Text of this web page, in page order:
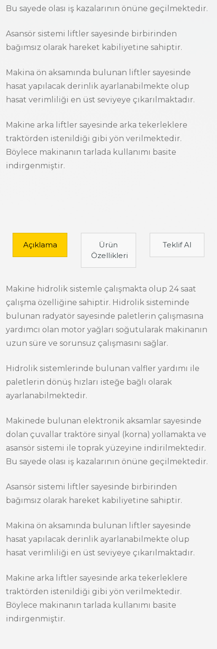
Copyright © 2026 Yiğitsan Tarım Makinaları
Bu sayede olası iş kazalarının önüne geçilmektedir.
Asansör sistemi liftler sayesinde birbirinden
bağımsız olarak hareket kabiliyetine sahiptir.
Makina ön aksamında bulunan liftler sayesinde
hasat yapılacak derinlik ayarlanabilmekte olup
hasat verimliliği en üst seviyeye çıkarılmaktadır.
Makine arka liftler sayesinde arka tekerleklere
traktörden istenildiği gibi yön verilmektedir.
Böylece makinanın tarlada kullanımı basite
indirgenmiştir.
Açıklama
Ürün
Özellikleri
Teklif Al
Makine hidrolik sistemle çalışmakta olup 24 saat
çalışma özelliğine sahiptir. Hidrolik sisteminde
bulunan radyatör sayesinde paletlerin çalışmasına
yardımcı olan motor yağları soğutularak makinanın
uzun süre ve sorunsuz çalışmasını sağlar.
Hidrolik sistemlerinde bulunan valfler yardımı ile
paletlerin dönüş hızları isteğe bağlı olarak
ayarlanabilmektedir.
Makinede bulunan elektronik aksamlar sayesinde
dolan çuvallar traktöre sinyal (korna) yollamakta ve
asansör sistemi ile toprak yüzeyine indirilmektedir.
Bu sayede olası iş kazalarının önüne geçilmektedir.
Asansör sistemi liftler sayesinde birbirinden
bağımsız olarak hareket kabiliyetine sahiptir.
Makina ön aksamında bulunan liftler sayesinde
hasat yapılacak derinlik ayarlanabilmekte olup
hasat verimliliği en üst seviyeye çıkarılmaktadır.
Makine arka liftler sayesinde arka tekerleklere
traktörden istenildiği gibi yön verilmektedir.
Böylece makinanın tarlada kullanımı basite
indirgenmiştir.